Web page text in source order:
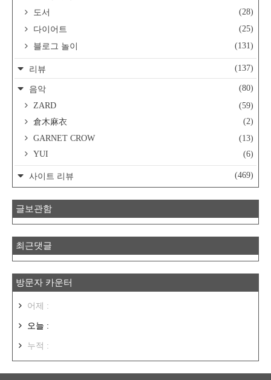
도서
(28)
다이어트
(25)
블로그 놀이
(131)
리뷰 (137)
음악
(80)
ZARD
(59)
倉木麻衣
(2)
GARNET CROW
(13)
YUI
(6)
사이트 리뷰 (469)
글보관함
최근댓글
방문자 카운터
어제 :
오늘 :
누적 :